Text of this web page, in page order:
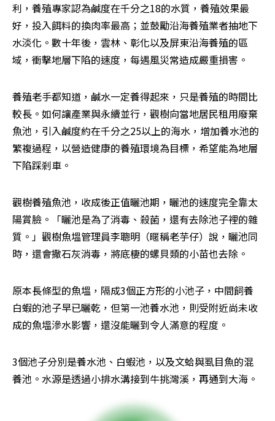
利，養殖專家認為鹹度在千分之18的水質，養殖效果最
好，投入餌料的換肉率最高；並鼓勵沿海養殖業者抽地下
水淡化。數十年後，雲林、彰化以及屏東沿海養殖的區
域，衝擊地層下陷的速度，每遇風災常造成嚴重損害。
養殖老手都知道，鹹水一定養得起來，只是養殖的時間比
較長。如何讓產業與永續並行，觀樹向當地居民租用廢棄
魚池，引入鹹度約在千分之25以上的海水，增加養水池的
繁複過程，以營造健康的養殖環境為目標，希望能為地層
下陷踩剎車。
觀樹養殖魚池，收成後正值曬池期，曬池的速度完全靠太
陽賞臉。「曬池是為了消毒、殺菌，還有去除池子裡的雜
質。」觀樹魚塭管理員李聰明（暱稱老芋仔）說，曬池同
時，還會撒石灰消毒，將底棲的螺貝類的小苗也去除。
原本長條型的魚塭，隔成3個正方形的小池子，中間飼養
白蝦的池子早已曬乾，但第一池養水池，則受附近尚未收
成的魚塭滲水影響，還沒能曬到令人滿意的程度。
3個池子分別是養水池、白蝦池，以及文蛤與虱目魚的混
養池。水源是透過小排水溝接到牛挑灣溪，再通到大海。